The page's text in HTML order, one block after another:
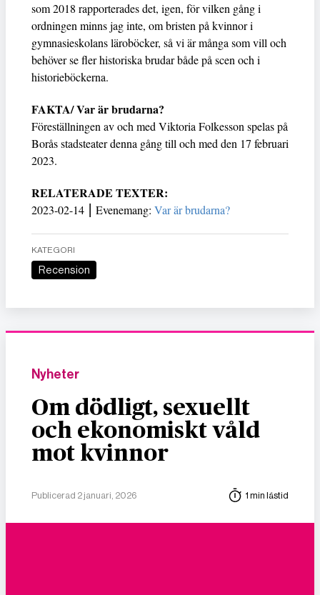
som 2018 rapporterades det, igen, för vilken gång i
ordningen minns jag inte, om bristen på kvinnor i
gymnasieskolans läroböcker, så vi är många som vill och
behöver se fler historiska brudar både på scen och i
historieböckerna.
FAKTA/ Var är brudarna?
Föreställningen av och med Viktoria Folkesson spelas på
Borås stadsteater denna gång till och med den 17 februari
2023.
RELATERADE TEXTER:
2023-02-14 ⎮ Evenemang: Var är brudarna?
KATEGORI
Recension
Nyheter
Om dödligt, sexuellt
och ekonomiskt våld
mot kvinnor
Publicerad 2 januari, 2026 1 min lästid